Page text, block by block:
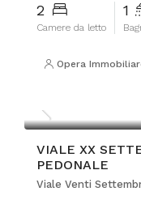
2
Camere da letto
1
Opera
VIALE XX
PEDONALE
Viale Venti